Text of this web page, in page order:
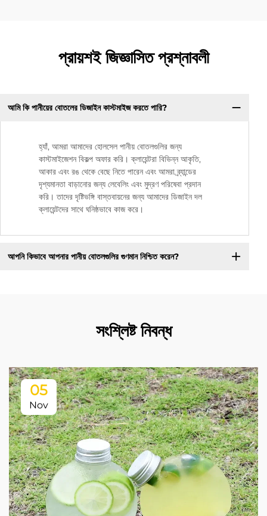
প্রায়শই জিজ্ঞাসিত প্রশ্নাবলী
আমি কি পানীয়ের বোতলের ডিজাইন কাস্টমাইজ করতে পারি?
হ্যাঁ, আমরা আমাদের হোলসেল পানীয় বোতলগুলির জন্য
কাস্টমাইজেশন বিকল্প অফার করি। ক্লায়েন্টরা বিভিন্ন আকৃতি,
আকার এবং রঙ থেকে বেছে নিতে পারেন এবং আমরা ব্র্যান্ডের
দৃশ্যমানতা বাড়ানোর জন্য লেবেলিং এবং মুদ্রণ পরিষেবা প্রদান
করি। তাদের দৃষ্টিভঙ্গি বাস্তবায়নের জন্য আমাদের ডিজাইন দল
ক্লায়েন্টদের সাথে ঘনিষ্ঠভাবে কাজ করে।
আপনি কিভাবে আপনার পানীয় বোতলগুলির গুণমান নিশ্চিত করেন?
সংশ্লিষ্ট নিবন্ধ
05
Nov